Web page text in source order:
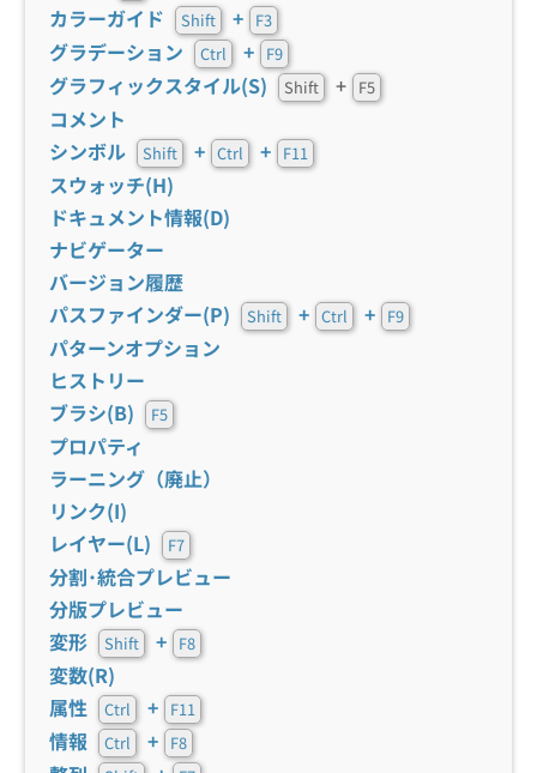
カラーガイド Shift + F3
グラデーション Ctrl + F9
グラフィックスタイル(S) Shift + F5
コメント
シンボル
Shift + Ctrl + F11
スウォッチ(H)
ドキュメント情報(D)
ナビゲーター
バージョン履歴
パスファインダー(P)
Shift + Ctrl + F9
パターンオプション
ヒストリー
ブラシ(B)
F5
プロパティ
ラーニング（廃止）
リンク(I)
レイヤー(L)
F7
分割･統合プレビュー
分版プレビュー
変形
Shift + F8
変数(R)
属性
Ctrl + F11
情報 Ctrl + F8